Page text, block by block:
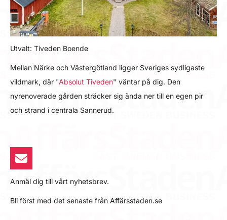
Utvalt: Tiveden Boende
Mellan Närke och Västergötland ligger Sveriges sydligaste
vildmark, där "Absolut Tiveden" väntar på dig. Den
nyrenoverade gården sträcker sig ända ner till en egen pir
och strand i centrala Sannerud.
Anmäl dig till vårt nyhetsbrev.
Bli först med det senaste från Affärsstaden.se